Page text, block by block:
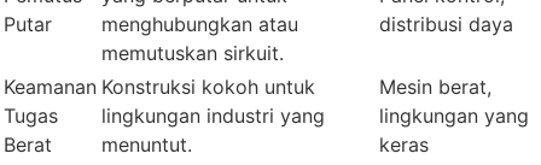
Putar
menghubungkan atau
memutuskan sirkuit.
distribusi daya
Keamanan
Tugas
Berat
Konstruksi kokoh untuk
lingkungan industri yang
menuntut.
Mesin berat,
lingkungan yang
keras